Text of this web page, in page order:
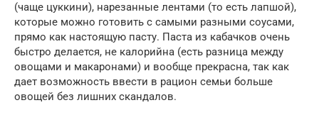
(чаще цуккини), нарезанные лентами (то есть лапшой),
которые можно готовить с самыми разными соусами,
прямо как настоящую пасту. Паста из кабачков очень
быстро делается, не калорийна (есть разница между
овощами и макаронами) и вообще прекрасна, так как
дает возможность ввести в рацион семьи больше
овощей без лишних скандалов.